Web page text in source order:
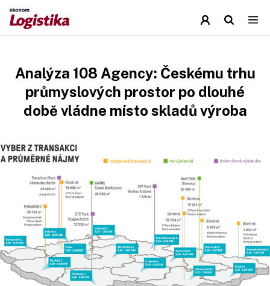
Analýza 108 Agency: Českému trhu
průmyslových prostor po dlouhé
době vládne místo skladů výroba